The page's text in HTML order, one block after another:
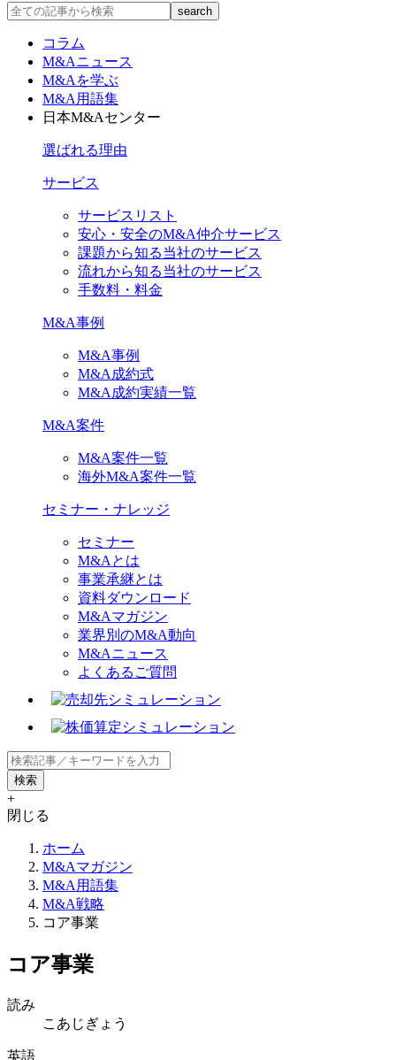
コラム
M&Aニュース
M&Aを学ぶ
M&A用語集
日本M&Aセンター
選ばれる理由
サービス
サービスリスト
安心・安全のM&A仲介サービス
課題から知る当社のサービス
流れから知る当社のサービス
手数料・料金
M&A事例
M&A事例
M&A成約式
M&A成約実績一覧
M&A案件
M&A案件一覧
海外M&A案件一覧
セミナー・ナレッジ
セミナー
M&Aとは
事業承継とは
資料ダウンロード
M&Aマガジン
業界別のM&A動向
M&Aニュース
よくあるご質問
+
閉じる
ホーム
M&Aマガジン
M&A用語集
M&A戦略
コア事業
コア事業
読み
こあじぎょう
英語